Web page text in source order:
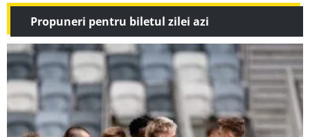
Propuneri pentru biletul zilei azi